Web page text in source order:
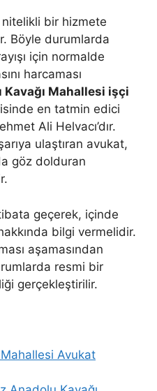
bir hizmete
Böyle durumlarda
için normalde
harcaması
Kavağı Mahallesi işçi
en tatmin edici
Ali Helvacı’dır.
ulaştıran avukat,
göz dolduran
geçerek, içinde
bilgi vermelidir.
aşamasından
resmi bir
gerçekleştirilir.
Avukat